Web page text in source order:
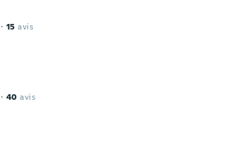
· 15 avis
· 40 avis